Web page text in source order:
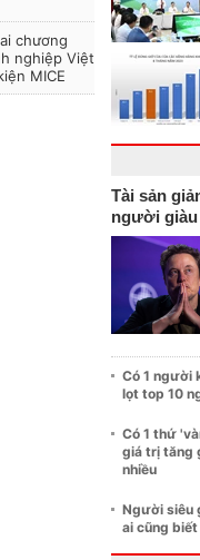
chương
nghiệp Việt
MICE
Tài sản
người
Có 1 người
lọt top 10
Có 1 thứ
giá trị tăng
nhiều
Người siêu
ai cũng biết